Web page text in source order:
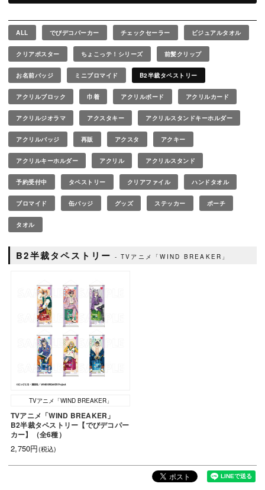
ALL でびデコパーカー チェックセーラー ビジュアルタオル
クリアポスター ちょこっテ！シリーズ 前髪クリップ
お名前バッジ ミニブロマイド B2半裁タペストリー
アクリルブロック 巾着 アクリルボード アクリルカード
アクリルジオラマ アクスタキー アクリルスタンドキーホルダー
アクリルバッジ 再販 アクスタ アクキー
アクリルキーホルダー アクリル アクリルスタンド
予約受付中 タペストリー クリアファイル ハンドタオル
ブロマイド 缶バッジ グッズ ステッカー ポーチ
タオル
B2半裁タペストリー TVアニメ「WIND BREAKER」
TVアニメ「WIND BREAKER」
TVアニメ「WIND BREAKER」
B2半裁タペストリー【でびデコパー
カー】（全6種）
2,750円(税込)